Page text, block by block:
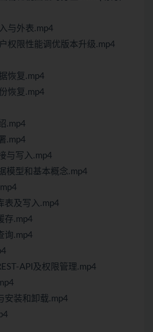
与外表.mp4
权限性能调优版本升级.mp4
恢复.mp4
恢复.mp4
.mp4
.mp4
与写入.mp4
模型和基本概念.mp4
表及写入.mp4
存.mp4
询.mp4
API及权限管理.mp4
安装和卸载.mp4